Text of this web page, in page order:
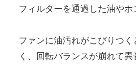
フィルターを通過した油や
ファンに油汚れがこびりつ
く、回転バランスが崩れて異